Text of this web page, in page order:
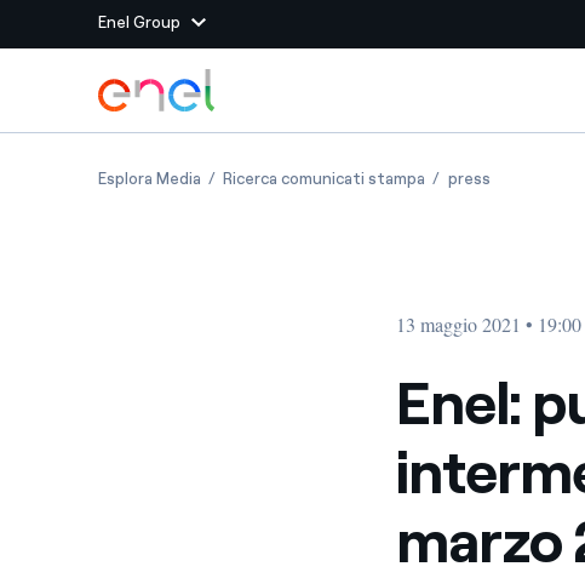
Enel Group
Siti del Gruppo
Enel Green Power Produciamo energia pulita
Massimizziamo la creazione
rapporto con i nostri fornitori
energia pulita
Vai al contenuto principale
Esplora MediaEnel: pubblicato il Resoconto intermedio di
Ricerca comunicati stampa Enel: pubblicato il
pressEnel:
13 maggio 2021 • 19:00
Enel:
marzo